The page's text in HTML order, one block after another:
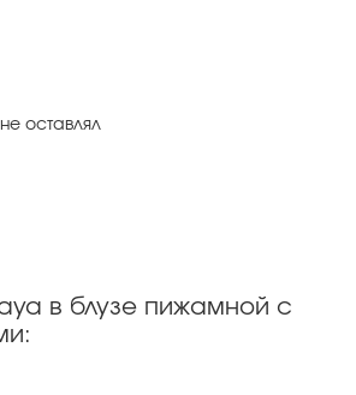
оставлял
в блузе пижамной с